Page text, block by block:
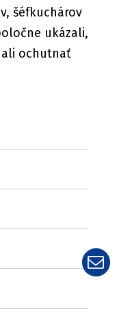
šéfkuchárov
ukázali,
ochutnať